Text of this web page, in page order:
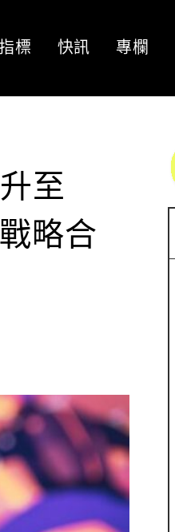
標 快訊 專欄
至
略合